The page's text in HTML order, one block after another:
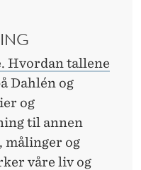
Hvordan tallene
Dahlén og
og
til annen
målinger og
våre liv og